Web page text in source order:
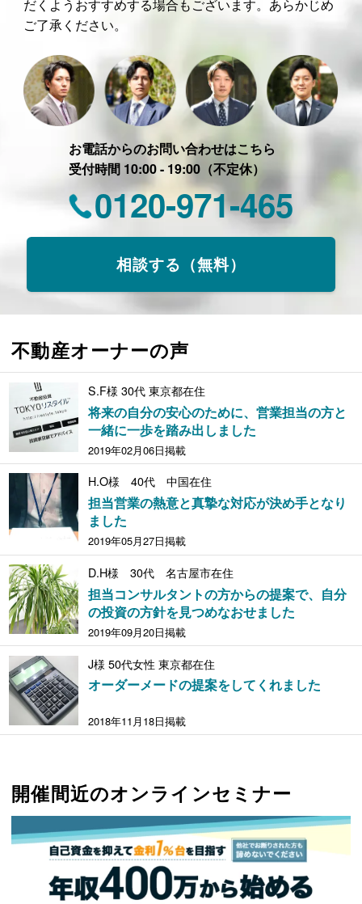
ご了承ください。
お電話からのお問い合わせはこちら
受付時間 10:00 - 19:00（不定休）
0120-971-465
相談する（無料）
不動産オーナーの声
S.F様 30代 東京都在住
将来の自分の安心のために、営業担当の方と
一緒に一歩を踏み出しました
2019年02月06日掲載
H.O様 40代 中国在住
担当営業の熱意と真摯な対応が決め手となり
ました
2019年05月27日掲載
D.H様 30代 名古屋市在住
担当コンサルタントの方からの提案で、自分
の投資の方針を見つめなおせました
2019年09月20日掲載
J様 50代女性 東京都在住
オーダーメードの提案をしてくれました
2018年11月18日掲載
開催間近のオンラインセミナー